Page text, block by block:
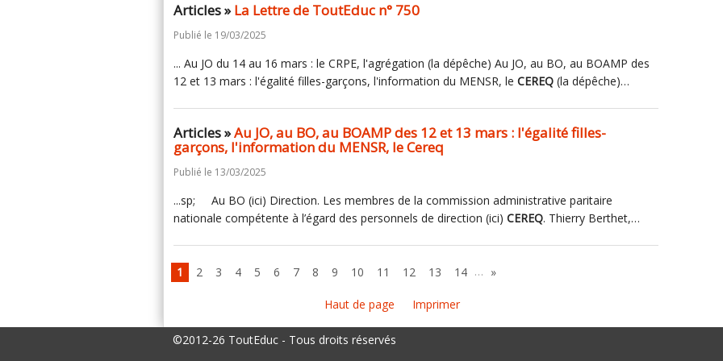
Articles »La Lettre de ToutEduc n° 750
Publié le 19/03/2025
... Au JO du 14 au 16 mars : le CRPE, l'agrégation (la dépêche) Au JO, au BO, au BOAMP des
12 et 13 mars : l'égalité filles-garçons, l'information du MENSR, le CEREQ (la dépêche)…
Articles »Au JO, au BO, au BOAMP des 12 et 13 mars : l'égalité filles-
garçons, l'information du MENSR, le Cereq
Publié le 13/03/2025
...sp; Au BO (ici) Direction. Les membres de la commission administrative paritaire
nationale compétente à l’égard des personnels de direction (ici) CEREQ. Thierry Berthet,…
1 2 3 4 5 6 7 8 9 10 11 12 13 14 … »
Haut de page Imprimer
©2012-26 ToutEduc - Tous droits réservés